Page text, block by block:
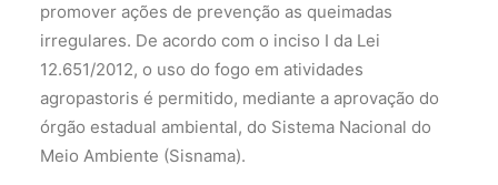
promover ações de prevenção as queimadas
irregulares. De acordo com o inciso I da Lei
12.651/2012, o uso do fogo em atividades
agropastoris é permitido, mediante a aprovação do
órgão estadual ambiental, do Sistema Nacional do
Meio Ambiente (Sisnama).